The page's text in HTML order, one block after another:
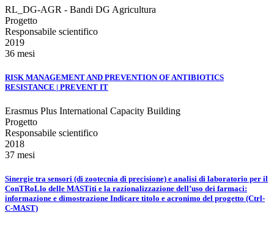
RL_DG-AGR - Bandi DG Agricultura
Progetto
Responsabile scientifico
2019
36 mesi
RISK MANAGEMENT AND PREVENTION OF ANTIBIOTICS
RESISTANCE | PREVENT IT
Erasmus Plus International Capacity Building
Progetto
Responsabile scientifico
2018
37 mesi
Sinergie tra sensori (di zootecnia di precisione) e analisi di laboratorio per il
ConTRoLlo delle MASTiti e la razionalizzazione dell’uso dei farmaci:
informazione e dimostrazione Indicare titolo e acronimo del progetto (Ctrl-
C-MAST)